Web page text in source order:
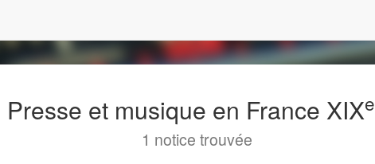
et musique en France XIXe
1 notice trouvée